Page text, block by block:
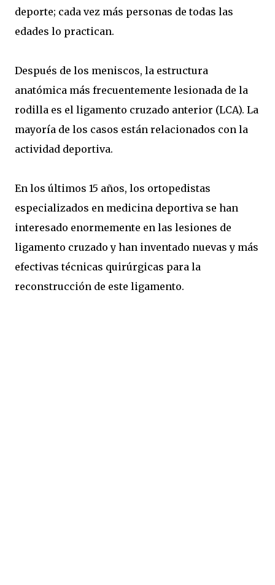
deporte; cada vez más personas de todas las
edades lo practican.
Después de los meniscos, la estructura
anatómica más frecuentemente lesionada de la
rodilla es el ligamento cruzado anterior (LCA). La
mayoría de los casos están relacionados con la
actividad deportiva.
En los últimos 15 años, los ortopedistas
especializados en medicina deportiva se han
interesado enormemente en las lesiones de
ligamento cruzado y han inventado nuevas y más
efectivas técnicas quirúrgicas para la
reconstrucción de este ligamento.